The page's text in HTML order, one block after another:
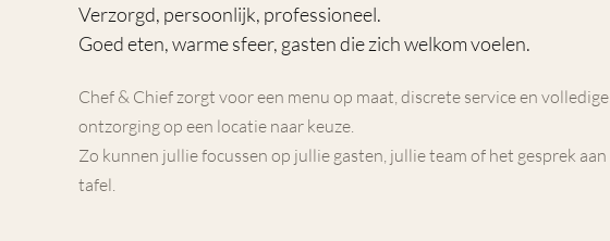
Verzorgd, persoonlijk, professioneel.
Goed eten, warme sfeer, gasten die zich welkom voelen.
Chef & Chief zorgt voor een menu op maat, discrete service en volledige
ontzorging op een locatie naar keuze.
Zo kunnen jullie focussen op jullie gasten, jullie team of het gesprek aan
tafel.